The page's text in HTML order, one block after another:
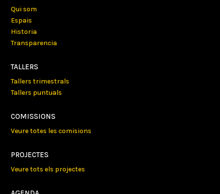
Qui som
Espais
Historia
Transparencia
TALLERS
Tallers trimestrals
Tallers puntuals
COMISSIONS
Veure totes les comisions
PROJECTES
Veure tots els projectes